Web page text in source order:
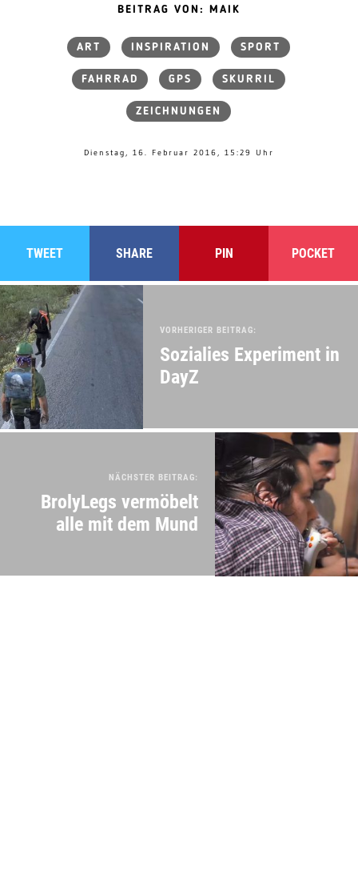
BEITRAG VON: MAIK
ART INSPIRATION SPORT
FAHRRAD GPS SKURRIL
ZEICHNUNGEN
Dienstag, 16. Februar 2016, 15:29 Uhr
TWEET SHARE PIN POCKET
VORHERIGER BEITRAG:
Sozialies Experiment in
DayZ
NÄCHSTER BEITRAG:
BrolyLegs vermöbelt
alle mit dem Mund